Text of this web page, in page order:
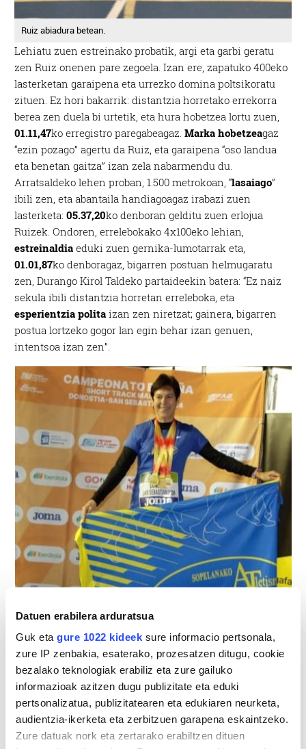
Datuen erabilera arduratsua
Guk eta gure 1022 kideek sure informacio pertsonala,
zure IP zenbakia, esaterako, prozesatzen ditugu, cookie
bezalako teknologiak erabiliz eta zure gailuko
informazioak azitzen dugu publizitate eta eduki
pertsonalizatua, publizitatearen eta edukiaren neurketa,
audientzia-ikerketa eta zerbitzuen garapena eskaintzeko.
Zure datuak nork eta zertarako erabiltzen dituen
Ruiz abiadura betean.
Lehiatu zuen estreinako probatik, argi eta garbi geratu
zen Ruiz onenen pare zegoela. Izan ere, zapatuko 400eko
lasterketan garaipena eta urrezko domina poltsikoratu
zituen. Ez hori bakarrik: distantzia horretako errekorra
berea zen duela bi urtetik, eta hura hobetzea lortu zuen,
01.11,47ko erregistro paregabeagaz.Marka hobetzeagaz
“ezin pozago” agertu da Ruiz, eta garaipena “oso landua
eta benetan gaitza” izan zela nabarmendu du.
Arratsaldeko lehen proban, 1.500 metrokoan, “lasaiago”
ibili zen, eta abantaila handiagoagaz irabazi zuen
lasterketa:05.37,20ko denboran gelditu zuen erlojua
Ruizek. Ondoren, errelebokako 4x100eko lehian,
estreinaldia eduki zuen gernika-lumotarrak eta,
01.01,87ko denboragaz, bigarren postuan helmugaratu
zen, Durango Kirol Taldeko partaideekin batera: “Ez naiz
sekula ibili distantzia horretan erreleboka, eta
esperientzia polita izan zen niretzat; gainera, bigarren
postua lortzeko gogor lan egin behar izan genuen,
intentsoa izan zen”.
Atleta gernika-lumotarra, irabazle.